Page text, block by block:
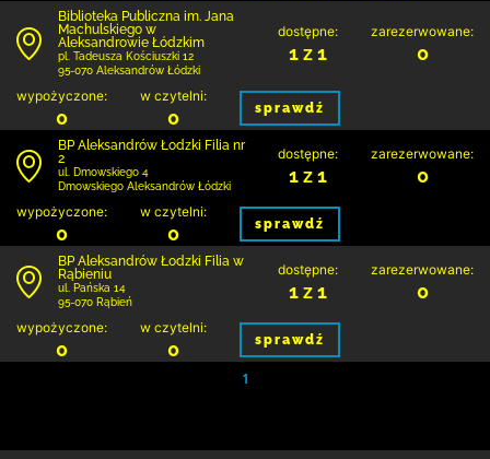
Biblioteka Publiczna im. Jana
Machulskiego w
Aleksandrowie Łódzkim
pl. Tadeusza Kościuszki 12
95-070 Aleksandrów Łódzki
dostępne:
1 z 1
zarezerwowane:
0
wypożyczone:
0
w czytelni:
0 sprawdź
BP Aleksandrów Łodzki Filia nr
2
ul. Dmowskiego 4
Dmowskiego Aleksandrów Łódzki
dostępne:
1 z 1
zarezerwowane:
0
wypożyczone:
0
w czytelni:
0 sprawdź
BP Aleksandrów Łodzki Filia w
Rąbieniu
ul. Pańska 14
95-070 Rąbień
dostępne:
1 z 1
zarezerwowane:
0
wypożyczone:
0
w czytelni:
0 sprawdź
1